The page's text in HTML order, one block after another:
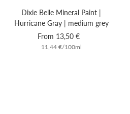
Dixie Belle Mineral Paint |
Hurricane Gray | medium grey
Sale
price
From 13,50 €
11,44 €/100ml